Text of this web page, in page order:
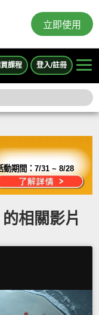
立即使用
課程 登入/註冊
動期間：7/31 ~ 8/28
相關影片